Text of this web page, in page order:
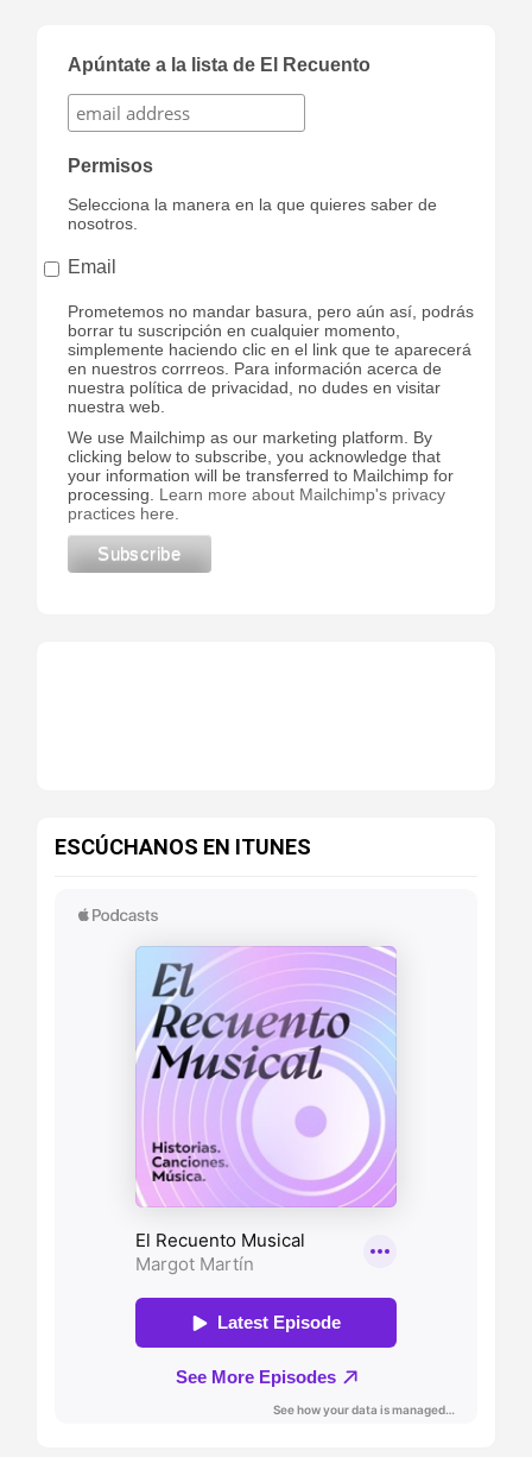
Apúntate a la lista de El Recuento
Permisos
Selecciona la manera en la que quieres saber de
nosotros.
Email
Prometemos no mandar basura, pero aún así, podrás
borrar tu suscripción en cualquier momento,
simplemente haciendo clic en el link que te aparecerá
en nuestros corrreos. Para información acerca de
nuestra política de privacidad, no dudes en visitar
nuestra web.
We use Mailchimp as our marketing platform. By
clicking below to subscribe, you acknowledge that
your information will be transferred to Mailchimp for
processing. Learn more about Mailchimp's privacy
practices here.
ESCÚCHANOS EN ITUNES